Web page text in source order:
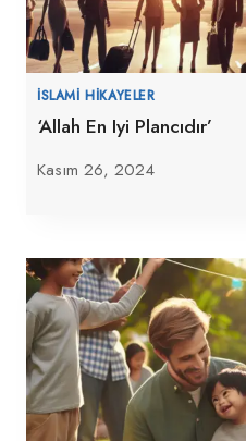
İSLAMI HIKAYELER
‘Allah En Iyi Plancıdır’
Kasım 26, 2024